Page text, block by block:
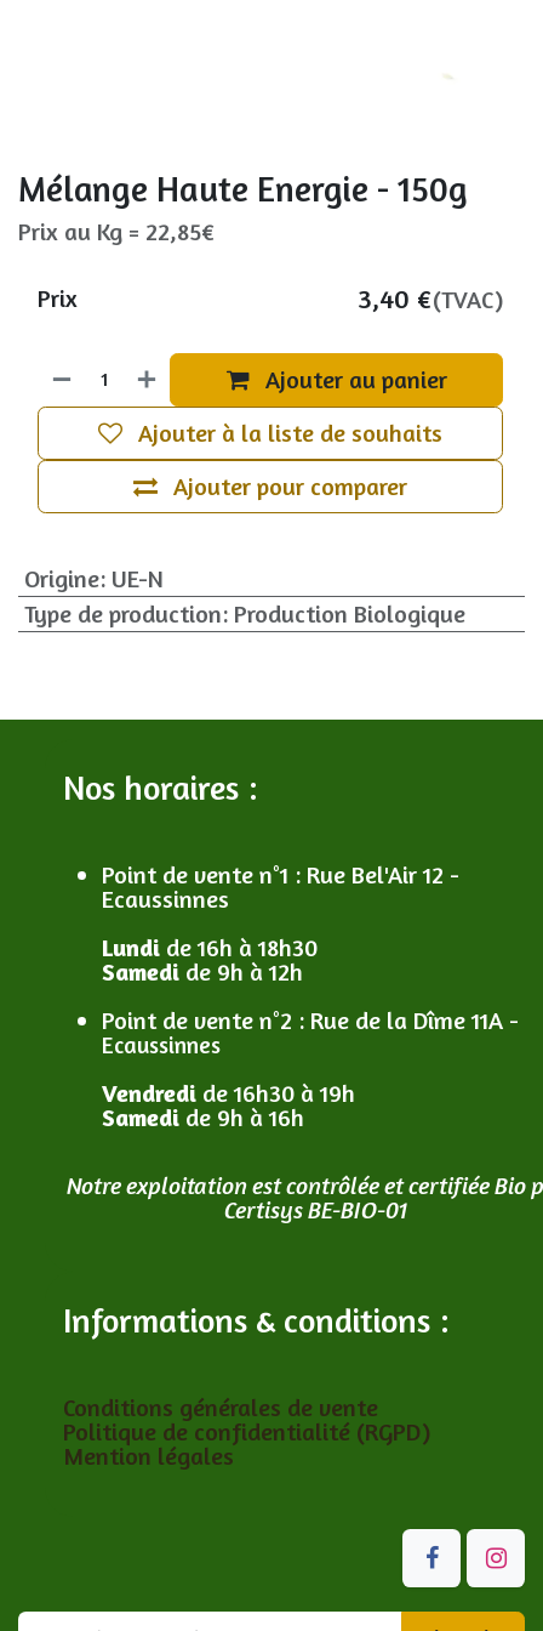
Mélange Haute Energie - 150g
Prix au Kg = 22,85€
Ajouter au panier
Ajouter pour comparer
Ajouter à la liste de souhaits
Prix 3,40 €(TVAC)
Origine: UE-N
Type de production: Production Biologique
Nos horaires :
Point de vente n°1 : Rue Bel'Air 12 -
Ecaussinnes
Lundi de 16h à 18h30
Samedi de 9h à 12h
Point de vente n°2 : Rue de la Dîme 11A -
Ecaussinnes
Vendredi de 16h30 à 19h
Samedi de 9h à 16h
Notre exploitation est contrôlée et certifiée Bio
Certisys BE-BIO-01
Informations & conditions :
Conditions générales de vente
Politique de confidentialité (RGPD)
Mention légales